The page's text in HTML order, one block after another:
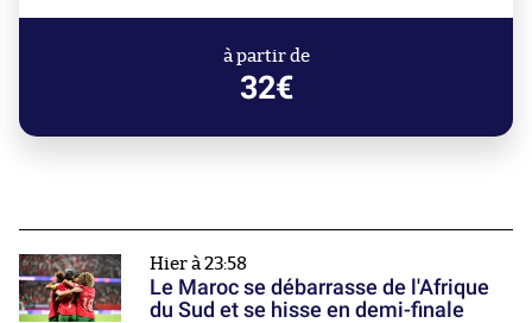
à partir de
32€
Hier à 23:58
Le Maroc se débarrasse de l'Afrique
du Sud et se hisse en demi-finale